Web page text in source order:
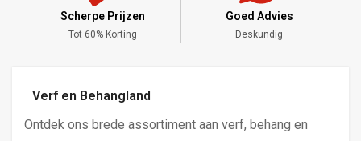
Goed Advies
Deskundig
Meng Service
Alle Kleuren
Verf en Behangland
Ontdek ons brede assortiment aan verf, behang en